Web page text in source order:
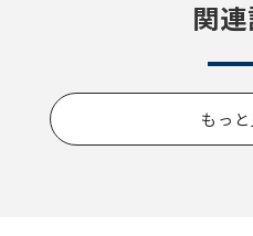
関
もっと